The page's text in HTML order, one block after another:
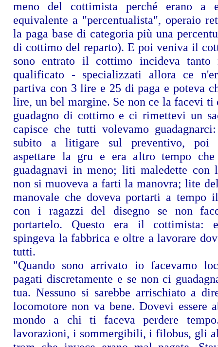
meno del cottimista perché erano a
equivalente a "percentualista", operaio
la paga base di categoria più una
di cottimo del reparto). E poi veniva il
sono entrato il cottimo incideva tanto
qualificato - specializzati allora ce
partiva con 3 lire e 25 di paga e poteva
lire, un bel margine. Se non ce la facevi ti
guadagno di cottimo e ci rimettevi un
capisce che tutti volevamo
subito a litigare sul preventivo, poi
aspettare la gru e era altro tempo
guadagnavi in meno; liti maledette con
non si muoveva a farti la manovra; lite
manovale che doveva portarti a tempo
con i ragazzi del disegno se non
portartelo. Questo era il cottimista:
spingeva la fabbrica e oltre a lavorare
tutti.
"Quando sono arrivato io facevamo
pagati discretamente e se non ci
tua. Nessuno si sarebbe arrischiato a
locomotore non va bene. Dovevi essere
mondo a chi ti faceva perdere
lavorazioni, i sommergibili, i filobus, gli